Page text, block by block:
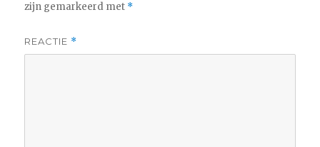
zijn gemarkeerd met *
REACTIE *